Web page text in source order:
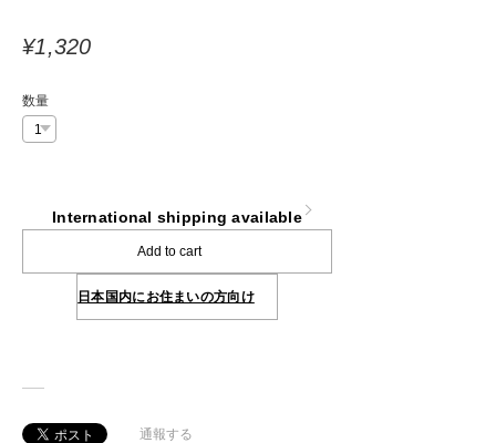
¥1,320
数量
International shipping available
Add to cart
日本国内にお住まいの方向け
通報する